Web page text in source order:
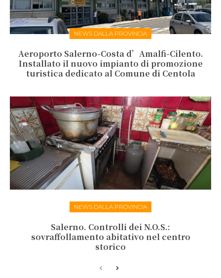
NEWS DALLA PROVINCIA
Aeroporto Salerno-Costa d’Amalfi-Cilento.
Installato il nuovo impianto di promozione
turistica dedicato al Comune di Centola
NEWS DALLA PROVINCIA
Salerno. Controlli dei N.O.S.:
sovraffollamento abitativo nel centro
storico